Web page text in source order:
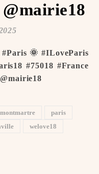
#75018 #France
montmartre
paris
welove18